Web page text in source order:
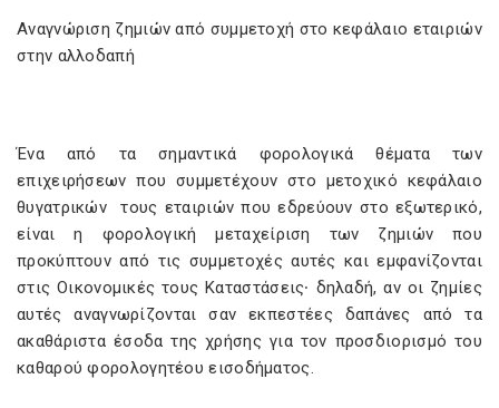
Αναγνώριση ζημιών από συμμετοχή στο κεφάλαιο εταιριών
στην αλλοδαπή
Ένα από τα σημαντικά φορολογικά θέματα των
επιχειρήσεων που συμμετέχουν στο μετοχικό κεφάλαιο
θυγατρικών τους εταιριών που εδρεύουν στο εξωτερικό,
είναι η φορολογική μεταχείριση των ζημιών που
προκύπτουν από τις συμμετοχές αυτές και εμφανίζονται
στις Οικονομικές τους Καταστάσεις∙ δηλαδή, αν οι ζημίες
αυτές αναγνωρίζονται σαν εκπεστέες δαπάνες από τα
ακαθάριστα έσοδα της χρήσης για τον προσδιορισμό του
καθαρού φορολογητέου εισοδήματος.